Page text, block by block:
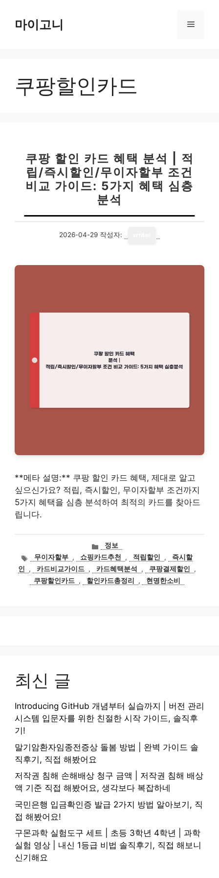
마이고니 메
쿠팡할인카드
쿠팡 할인 카드 혜택 분석 | 적
립/즉시할인/무이자할부 조건
비교 가이드: 5가지 혜택 심층
분석
2026-04-29 작성자:
**메타 설명:** 쿠팡 할인 카드 혜택, 제대로 알고
싶으신가요? 적립, 즉시할인, 무이자할부 조건까지
5가지 혜택을 심층 분석하여 최적의 카드를 찾아드
립니다.
카
테
고
리
정보
태무이자할부 , 쇼핑카드추천 , 적립할인 ,
즉시할
인
, 카드비교가이드 , 카드혜택분석 , 쿠팡결제할인
,
쿠팡할인카드 , 할인카드총정리 , 현명한소비
최신 글
Introducing GitHub 개념부터 실습까지 | 버전 관리
시스템 입문자를 위한 친절한 시작 가이드, 솔직후
기!
말기암환자임종전증상 돌봄 방법 | 완벽 가이드 솔
직후기, 직접 해봤어요
저작권 침해 손해배상 청구 금액 | 저작권 침해 배상
액 기준 직접 해봤어요, 생각보다 복잡하네
국민은행 입금확인증 발급 2가지 방법 알아보기, 직
접 해봤어요!
구몬과학 실험도구 세트 | 초등 3학년 4학년 | 과학
실험 영상 | 내신 1등급 비법 솔직후기, 직접 해보니
신기해요